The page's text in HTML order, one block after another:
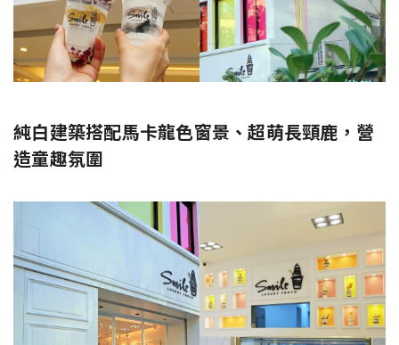
純白建築搭配馬卡龍色窗景、超萌長頸鹿，營
造童趣氛圍